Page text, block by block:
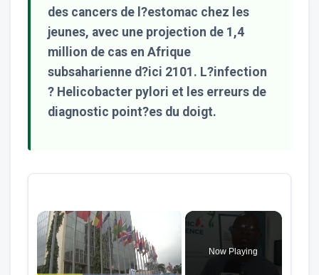
des cancers de l?estomac chez les
jeunes, avec une projection de 1,4
million de cas en Afrique
subsaharienne d?ici 2101. L?infection
? Helicobacter pylori et les erreurs de
diagnostic point?es du doigt.
Now Playing